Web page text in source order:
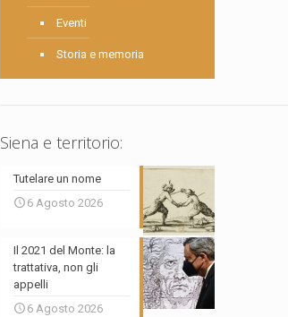
Eventi
Storia e memoria
Siena e territorio:
Tutelare un nome
6 Agosto 2026
Il 2021 del Monte: la
trattativa, non gli
appelli
6 Agosto 2026